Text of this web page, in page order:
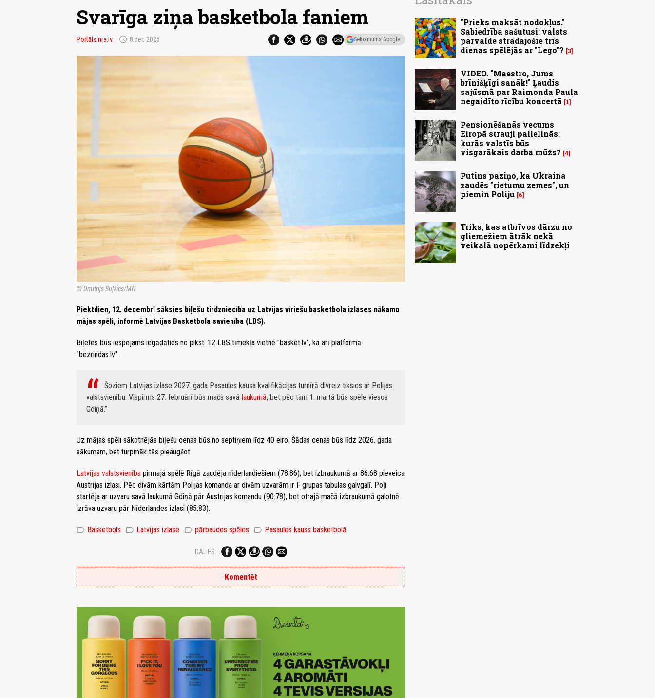
Svarīga ziņa basketbola faniem
Portāls nra.lv schedule 8.dec 2025 Seko mums Google
© Dmitrijs Suļžics/MN
Piektdien, 12. decembrī sāksies biļešu tirdzniecība uz Latvijas vīriešu basketbola izlases nākamo
mājas spēli, informē Latvijas Basketbola savienība (LBS).
Biļetes būs iespējams iegādāties no plkst. 12 LBS tīmekļa vietnē "basket.lv", kā arī platformā
"bezrindas.lv".
Šoziem Latvijas izlase 2027. gada Pasaules kausa kvalifikācijas turnīrā divreiz tiksies ar Polijas
valstsvienību. Vispirms 27. februārī būs mačs savā laukumā, bet pēc tam 1. martā būs spēle viesos
Gdiņā.
Uz mājas spēli sākotnējās biļešu cenas būs no septiņiem līdz 40 eiro. Šādas cenas būs līdz 2026. gada
sākumam, bet turpmāk tās pieaugšot.
Latvijas valstsvienība pirmajā spēlē Rīgā zaudēja nīderlandiešiem (78:86), bet izbraukumā ar 86:68 pieveica
Austrijas izlasi. Pēc divām kārtām Polijas komanda ar divām uzvarām ir F grupas tabulas galvgalī. Poļi
startēja ar uzvaru savā laukumā Gdiņā pār Austrijas komandu (90:78), bet otrajā mačā izbraukumā galotnē
izrāva uzvaru pār Nīderlandes izlasi (85:83).
label Basketbols label Latvijas izlase label pārbaudes spēles label Pasaules kauss basketbolā
DALIES:
Komentēt
"Prieks maksāt nodokļus."
Sabiedrība sašutusi: valsts
pārvaldē strādājošie trīs
dienas spēlējās ar "Lego"? 3
VIDEO. "Maestro, Jums
brīnišķīgi sanāk!" Ļaudis
sajūsmā par Raimonda Paula
negaidīto rīcību koncertā
1
Pensionēšanās vecums
Eiropā strauji palielinās:
kurās valstīs būs
visgarākais darba mūžs? 4
Putins paziņo, ka Ukraina
zaudēs "rietumu zemes", un
piemin Poliju 6
Triks, kas atbrīvos dārzu no
gliemežiem ātrāk nekā
veikalā nopērkami līdzekļi